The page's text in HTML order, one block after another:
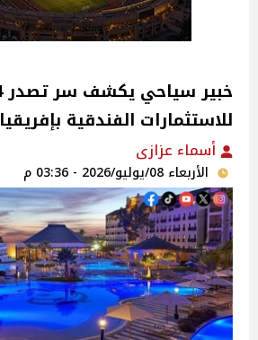
للاستثمارات الفندقية بإفريقيا
أسماء عزازى
الأربعاء 08/يوليو/2026 - 03:36 م